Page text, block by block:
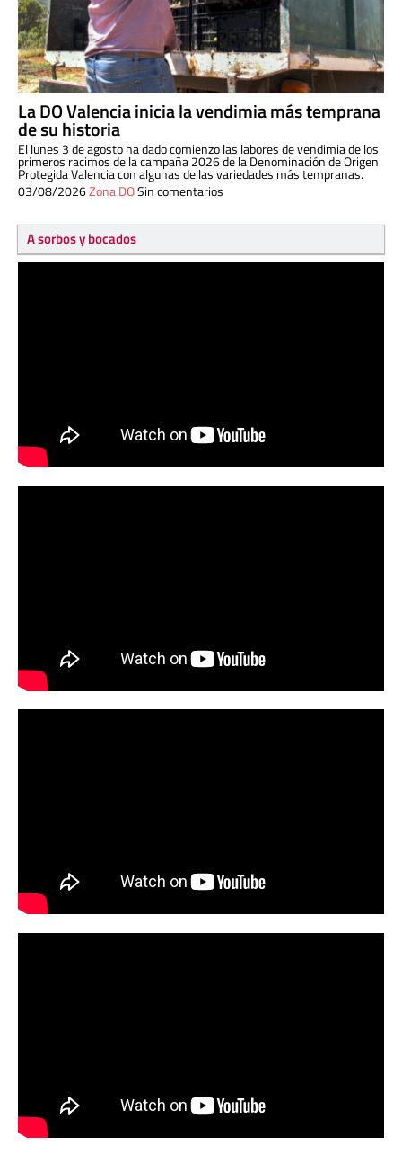
La DO Valencia inicia la vendimia más temprana
de su historia
El lunes 3 de agosto ha dado comienzo las labores de vendimia de los
primeros racimos de la campaña 2026 de la Denominación de Origen
Protegida Valencia con algunas de las variedades más tempranas.
03/08/2026Zona DOSin comentarios
A sorbos y bocados